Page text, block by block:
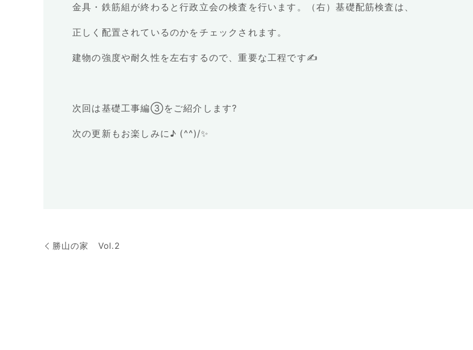
金具・鉄筋組が終わると行政立会の検査を行います。（右）基礎配筋検査は、
正しく配置されているのかをチェックされます。
建物の強度や耐久性を左右するので、重要な工程です✍
次回は基礎工事編③をご紹介します?
次の更新もお楽しみに♪ (^^)/✨
勝山の家 Vol.2